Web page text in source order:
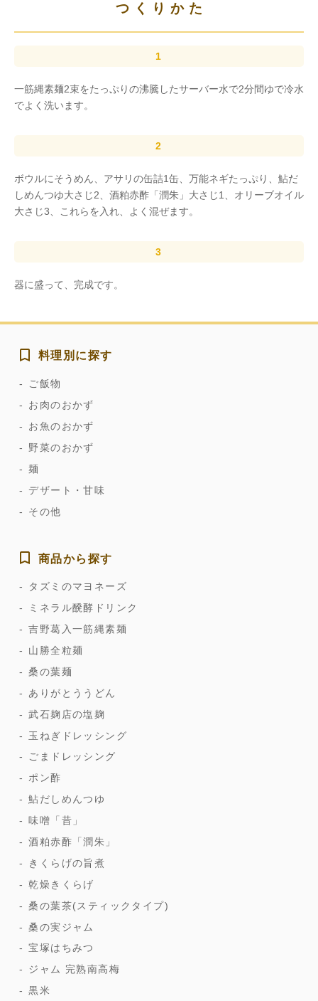
つくりかた
一筋縄素麺2束をたっぷりの沸騰したサーバー水で2分間ゆで冷水
でよく洗います。
ボウルにそうめん、アサリの缶詰1缶、万能ネギたっぷり、鮎だ
しめんつゆ大さじ2、酒粕赤酢「潤朱」大さじ1、オリーブオイル
大さじ3、これらを入れ、よく混ぜます。
器に盛って、完成です。
料理別に探す
ご飯物
お肉のおかず
お魚のおかず
野菜のおかず
麺
デザート・甘味
その他
商品から探す
タズミのマヨネーズ
ミネラル醗酵ドリンク
吉野葛入一筋縄素麺
山勝全粒麺
桑の葉麺
ありがとううどん
武石麹店の塩麹
玉ねぎドレッシング
ごまドレッシング
ポン酢
鮎だしめんつゆ
味噌「昔」
酒粕赤酢「潤朱」
きくらげの旨煮
乾燥きくらげ
桑の葉茶(スティックタイプ)
桑の実ジャム
宝塚はちみつ
ジャム 完熟南高梅
黒米